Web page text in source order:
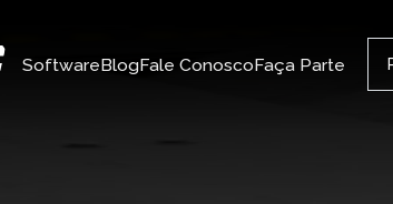
SoftwareBlogFale ConoscoFaça Parte